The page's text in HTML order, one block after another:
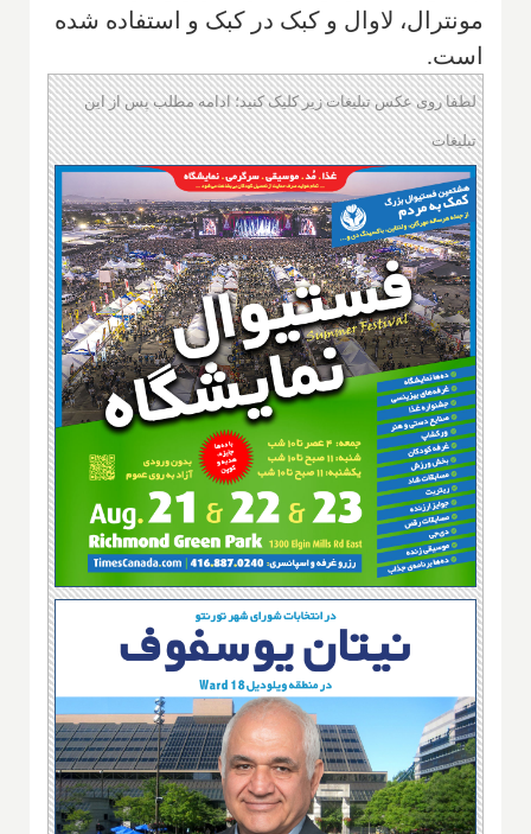
مونترال، لاوال و کبک در کبک و استفاده شده
است.
لطفا روی عکس تبلیغات زیر کلیک کنید؛ ادامه مطلب پس از این
تبلیغات